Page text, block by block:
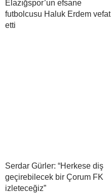
Elazığspor’un efsane
futbolcusu Haluk Erdem vefat
etti
Serdar Gürler: “Herkese diş
geçirebilecek bir Çorum FK
izleteceğiz”